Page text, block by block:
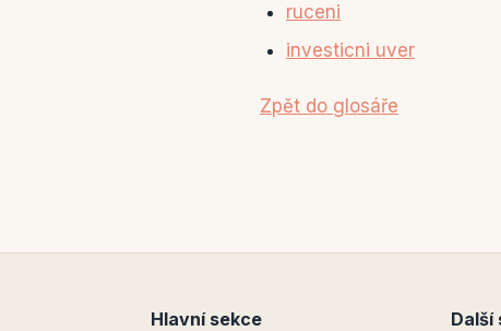
ruceni
investicni uver
Zpět do glosáře
Hlavní sekce Další